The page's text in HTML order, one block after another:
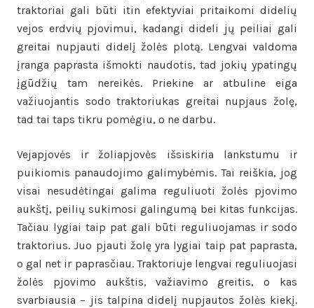
traktoriai gali būti itin efektyviai pritaikomi didelių
vejos erdvių pjovimui, kadangi dideli jų peiliai gali
greitai nupjauti didelį žolės plotą. Lengvai valdoma
įranga paprasta išmokti naudotis, tad jokių ypatingų
įgūdžių tam nereikės. Priekine ar atbuline eiga
važiuojantis sodo traktoriukas greitai nupjaus žolę,
tad tai taps tikru pomėgiu, o ne darbu.
Vejapjovės ir žoliapjovės išsiskiria lankstumu ir
puikiomis panaudojimo galimybėmis. Tai reiškia, jog
visai nesudėtingai galima reguliuoti žolės pjovimo
aukštį, peilių sukimosi galingumą bei kitas funkcijas.
Tačiau lygiai taip pat gali būti reguliuojamas ir sodo
traktorius. Juo pjauti žolę yra lygiai taip pat paprasta,
o gal net ir paprasčiau. Traktoriuje lengvai reguliuojasi
žolės pjovimo aukštis, važiavimo greitis, o kas
svarbiausia – jis talpina didelį nupjautos žolės kiekį.